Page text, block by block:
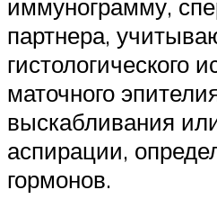
иммунограмму,
партнера,
гистологического
маточного
выскабливания
аспирации,
гормонов.